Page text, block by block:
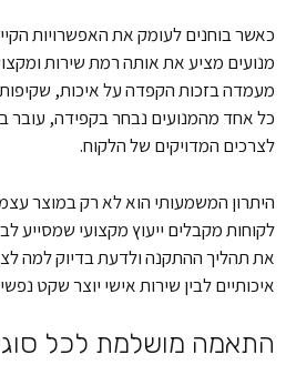
כאשר בוחנים לעומק את האפשרויות
מנועים מציע את אותה רמת שירות
מעמדה בזכות הקפדה על איכות, שקיפות
כל אחד מהמנועים נבחר בקפידה, עובר
לצרכים המדויקים של הלקוח.
היתרון המשמעותי הוא לא רק במוצר
לקוחות מקבלים ייעוץ מקצועי שמסייע
את תהליך ההתקנה ולדעת בדיוק למה
איכותיים לבין שירות אישי יוצר שקט
התאמה מושלמת לכל